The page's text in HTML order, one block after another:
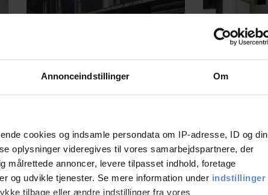
Annonceindstillinger Om
cookies og indsamle persondata om IP-adresse, ID og din
oplysninger videregives til vores samarbejdspartnere, der
målrettede annoncer, levere tilpasset indhold, foretage
og udvikle tjenester. Se mere information under indstillinger
tilbage eller ændre indstillinger fra vores